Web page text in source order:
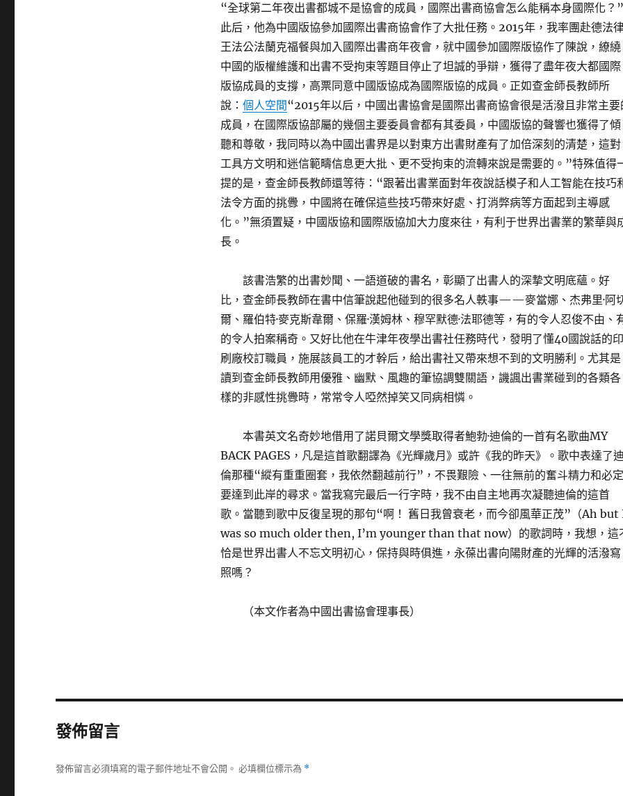
“全球第二年夜出書都城不是協會的成員，國際出書商協會怎么能稱本身國際化？”
此后，他為中國版協參加國際出書商協會作了大批任務。2015年，我率團赴德法
王法公法蘭克福餐與加入國際出書商年夜會，就中國參加國際版協作了陳說，繚繞
中國的版權維護和出書不受拘束等題目停止了坦誠的爭辯，獲得了盡年夜大都國際
版協成員的支撐，高票同意中國版協成為國際版協的成員。正如查金師長教師所
說： 個人空間“2015年以后，中國出書協會是國際出書商協會很是活潑且非常主要
成員，在國際版協部屬的幾個主要委員會都有其委員，中國版協的聲響也獲得了傾
聽和尊敬，我同時以為中國出書界是以對東方出書財產有了加倍深刻的清楚，這對
工具方文明和迷信範疇信息更大批、更不受拘束的流轉來說是需要的。”特殊值得
提的是，查金師長教師還等待：“跟著出書業面對年夜說話模子和人工智能在技巧
法令方面的挑釁，中國將在確保這些技巧帶來好處、打消弊病等方面起到主導感
化。”無須置疑，中國版協和國際版協加大力度來往，有利于世界出書業的繁華與
長。
該書浩繁的出書妙聞、一語道破的書名，彰顯了出書人的深摯文明底蘊。好
比，查金師長教師在書中信筆說起他碰到的很多名人軼事——麥當娜、杰弗里·阿
爾、羅伯特·麥克斯韋爾、保羅·漢姆林、穆罕默德·法耶德等，有的令人忍俊不由、
的令人拍案稱奇。又好比他在牛津年夜學出書社任務時代，發明了懂40國說話的印
刷廠校訂職員，施展該員工的才幹后，給出書社又帶來想不到的文明勝利。尤其是
讀到查金師長教師用優雅、幽默、風趣的筆協調雙關語，譏諷出書業碰到的各類各
樣的非感性挑釁時，常常令人啞然掉笑又同病相憐。
本書英文名奇妙地借用了諾貝爾文學獎取得者鮑勃·迪倫的一首有名歌曲MY
BACK PAGES，凡是這首歌翻譯為《光輝歲月》或許《我的昨天》。歌中表達了
倫那種“縱有重重圈套，我依然翻越前行”，不畏艱險、一往無前的奮斗精力和必定
要達到此岸的尋求。當我寫完最后一行字時，我不由自主地再次凝聽迪倫的這首
歌。當聽到歌中反復呈現的那句“啊！ 舊日我曾衰老，而今卻風華正茂”（Ah but
was so much older then, I’m younger than that now）的歌詞時，我想，這
恰是世界出書人不忘文明初心，保持與時俱進，永葆出書向陽財產的光輝的活潑寫
照嗎？
（本文作者為中國出書協會理事長）
發佈留言
發佈留言必須填寫的電子郵件地址不會公開。 必填欄位標示為 *